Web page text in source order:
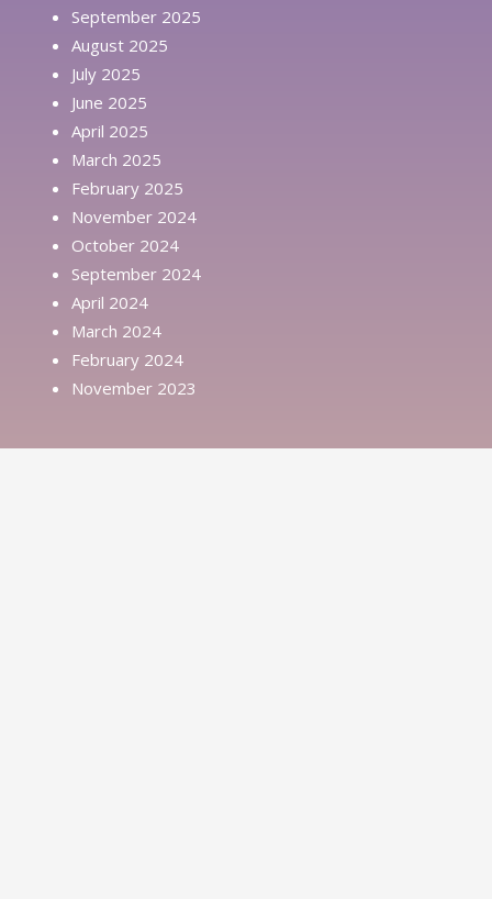
September 2025
August 2025
July 2025
June 2025
April 2025
March 2025
February 2025
November 2024
October 2024
September 2024
April 2024
March 2024
February 2024
November 2023